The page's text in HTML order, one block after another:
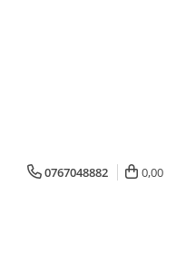
0767048882 0,00